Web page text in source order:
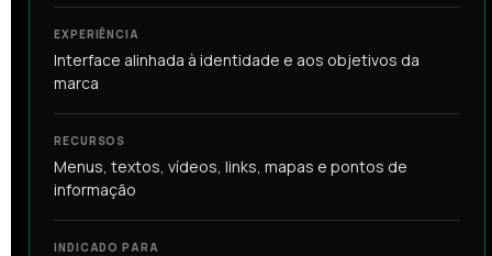
EXPERIÊNCIA
Interface alinhada à identidade e aos objetivos da
marca
RECURSOS
Menus, textos, vídeos, links, mapas e pontos de
informação
INDICADO PARA